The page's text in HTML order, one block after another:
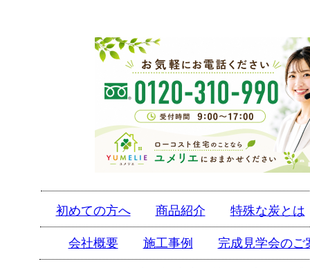
初めての方へ 商品紹介 特殊な炭とは
会社概要 施工事例 完成見学会のご